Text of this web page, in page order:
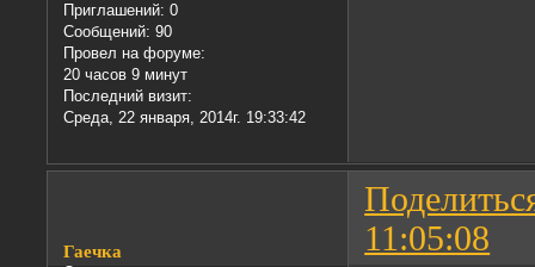
Приглашений: 0
Сообщений: 90
Провел на форуме:
20 часов 9 минут
Последний визит:
Среда, 22 января, 2014г. 19:33:42
11:05:08
Гаечка